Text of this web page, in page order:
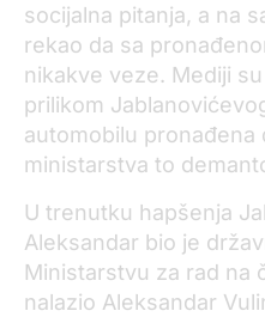
socijalna pitanja, a na
rekao da sa
nikakve veze. Mediji
prilikom
automobilu pronađena
ministarstva to
U trenutku hapšenja
Aleksandar bio je
Ministarstvu za rad na
nalazio Aleksandar